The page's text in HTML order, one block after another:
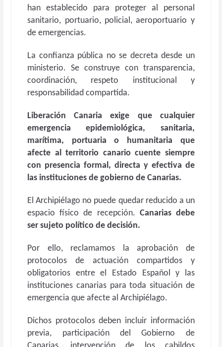
han establecido para proteger al personal
sanitario, portuario, policial, aeroportuario y
de emergencias.
La confianza pública no se decreta desde un
ministerio. Se construye con transparencia,
coordinación, respeto institucional y
responsabilidad compartida.
Liberación Canaria exige que cualquier
emergencia epidemiológica, sanitaria,
marítima, portuaria o humanitaria que
afecte al territorio canario cuente siempre
con presencia formal, directa y efectiva de
las instituciones de gobierno de Canarias.
El Archipiélago no puede quedar reducido a un
espacio físico de recepción. Canarias debe
ser sujeto político de decisión.
Por ello, reclamamos la aprobación de
protocolos de actuación compartidos y
obligatorios entre el Estado Español y las
instituciones canarias para toda situación de
emergencia que afecte al Archipiélago.
Dichos protocolos deben incluir información
previa, participación del Gobierno de